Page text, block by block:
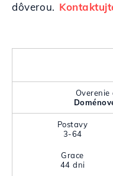
dôverou.
Overenie
Postavy
3-64
Grace
44 dni